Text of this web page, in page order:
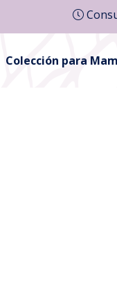
Colección para